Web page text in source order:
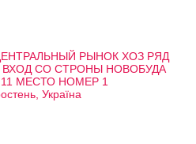
РЫНОК ХОЗ РЯД
СО СТРОНЫ НОВОБУДА
МЕСТО НОМЕР 1
Україна